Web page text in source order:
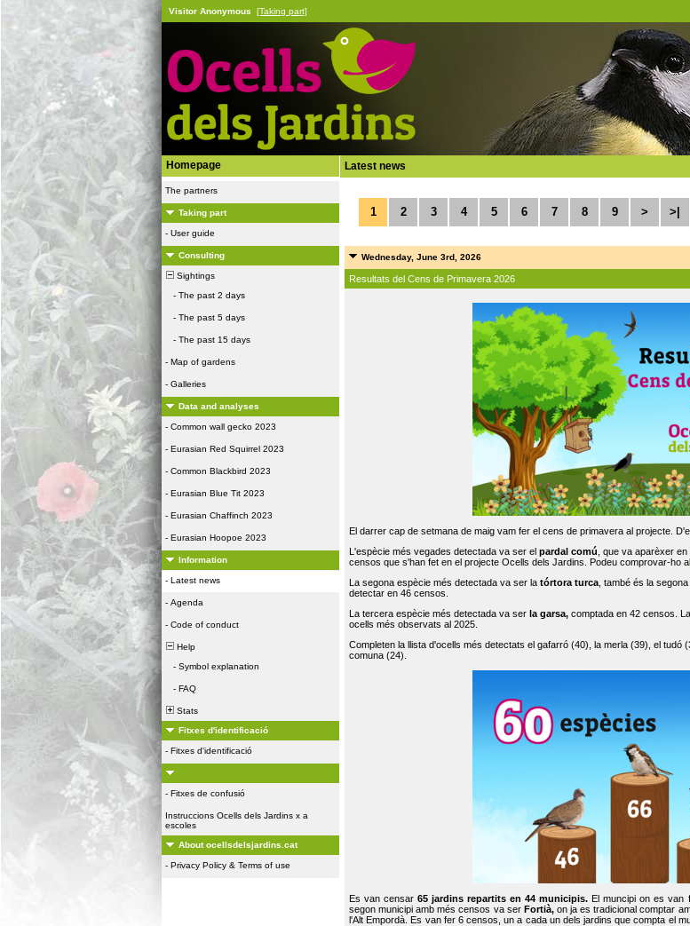
Visitor Anonymous [Taking part]
Homepage
The partners
Taking part
- User guide
Consulting
Sightings
- The past 2 days
- The past 5 days
- The past 15 days
- Map of gardens
- Galleries
Data and analyses
- Common wall gecko 2023
- Eurasian Red Squirrel 2023
- Common Blackbird 2023
- Eurasian Blue Tit 2023
- Eurasian Chaffinch 2023
- Eurasian Hoopoe 2023
Information
- Latest news
- Agenda
- Code of conduct
Help
- Symbol explanation
- FAQ
Stats
Fitxes d'identificació
- Fitxes d'identificació
- Fitxes de confusió
Instruccions Ocells dels Jardins x a
escoles
About ocellsdelsjardins.cat
- Privacy Policy & Terms of use
Latest news
1 2 3 4 5 6 7 8 9 > >|
Wednesday, June 3rd, 2026
Resultats del Cens de Primavera 2026
El darrer cap de setmana de maig vam fer el cens de primavera al projecte.
L'espècie més vegades detectada va ser el pardal comú , que va aparèxer
censos que s'han fet en el projecte Ocells dels Jardins. Podeu comprovar-ho al
La segona espècie més detectada va ser la tórtora turca , també és la
detectar en 46 censos.
La tercera espècie més detectada va ser la garsa, comptada en 42 censos.
ocells més observats al 2025.
Completen la llista d'ocells més detectats el gafarró (40), la merla (39), el
comuna (24).
Es van censar65 jardins repartits en 44 municipis. El muncipi on es
segon municipi amb més censos va ser Fortià, on ja es tradicional comptar
l'Alt Empordà. Es van fer 6 censos, un a cada un dels jardins que compta el